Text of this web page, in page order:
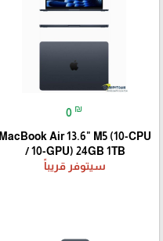
0 ₪
MacBook Air 13.6" M5 (10-CPU
/ 10-GPU) 24GB 1TB
سيتوفر قريباً